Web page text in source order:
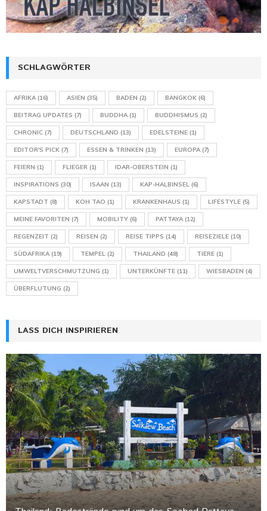
SCHLAGWÖRTER
AFRIKA(16) ASIEN (35) BADEN (2) BANGKOK (6)
BEITRAG UPDATES (7) BUDDHA(1) BUDDHISMUS (2)
CHRONIC (7) DEUTSCHLAND (13) EDELSTEINE (1)
EDITOR'S PICK (7) ESSEN & TRINKEN (13) EUROPA(7)
FEIERN (1) FLIEGER (1) IDAR-OBERSTEIN (1)
INSPIRATIONS (30) ISAAN (13) KAP-HALBINSEL (6)
KAPSTADT (8) KOH TAO (1) KRANKENHAUS (1) LIFESTYLE (5)
MEINE FAVORITEN (7) MOBILITY (6) PATTAYA(12)
REGENZEIT (2) REISEN (2) REISE TIPPS (14) REISEZIELE (10)
SÜDAFRIKA(19) TEMPEL (2) THAILAND (48) TIERE (1)
UMWELTVERSCHMUTZUNG (1) UNTERKÜNFTE (11) WIESBADEN (4)
ÜBERFLUTUNG (2)
LASS DICH INSPIRIEREN